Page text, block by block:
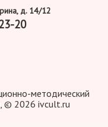
д. 14/12
20
методический
© 2026 ivcult.ru